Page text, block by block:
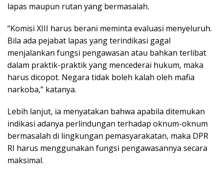
lapas maupun rutan yang bermasalah.
“Komisi XIII harus berani meminta evaluasi menyeluruh.
Bila ada pejabat lapas yang terindikasi gagal
menjalankan fungsi pengawasan atau bahkan terlibat
dalam praktik-praktik yang mencederai hukum, maka
harus dicopot. Negara tidak boleh kalah oleh mafia
narkoba,” katanya.
Lebih lanjut, ia menyatakan bahwa apabila ditemukan
indikasi adanya perlindungan terhadap oknum-oknum
bermasalah di lingkungan pemasyarakatan, maka DPR
RI harus menggunakan fungsi pengawasannya secara
maksimal.